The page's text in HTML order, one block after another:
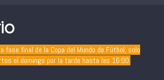
fase final de la Copa del Mundo de Fútbol, solo
el domingo por la tarde hasta las 16:00.